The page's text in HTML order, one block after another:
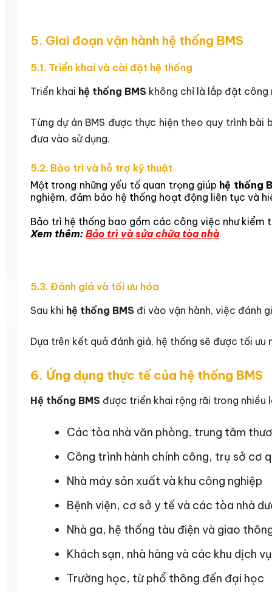
5. Giai đoạn vận hành hệ thống BMS
5.1. Triển khai và cài đặt hệ thống
Triển khai hệ thống BMS không chỉ là lắp đặt công
Từng dự án BMS được thực hiện theo quy trình
đưa vào sử dụng.
5.2. Bảo trì và hỗ trợ kỹ thuật
Một trong những yếu tố quan trọng giúp hệ thống
nghiệm, đảm bảo hệ thống hoạt động liên tục và
Bảo trì hệ thống bao gồm các công việc như kiểm
Xem thêm: Bảo trì và sửa chữa tòa nhà
5.3. Đánh giá và tối ưu hóa
Sau khi hệ thống BMS đi vào vận hành, việc đánh
Dựa trên kết quả đánh giá, hệ thống sẽ được tối
6. Ứng dụng thực tế của hệ thống BMS
Hệ thống BMS được triển khai rộng rãi trong nhiều
Các tòa nhà văn phòng, trung tâm
Công trình hành chính công, trụ sở cơ
Nhà máy sản xuất và khu công nghiệp
Bệnh viện, cơ sở y tế và các tòa nhà
Nhà ga, hệ thống tàu điện và giao
Khách sạn, nhà hàng và các khu dịch
Trường học, từ phổ thông đến đại học